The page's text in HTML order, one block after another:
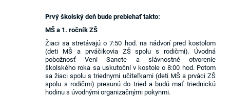
Prvý školský deň bude prebiehať takto:
MŠ a 1. ročník ZŠ
Žiaci sa stretávajú o 7:50 hod. na nádvorí pred kostolom
(deti MŠ a prváčikovia ZŠ spolu s rodičmi). Úvodná
pobožnosť Veni Sancte a slávnostné otvorenie
školského roka sa uskutoční v kostole o 8:00 hod. Potom
sa žiaci spolu s triednymi učiteľkami (deti MŠ a prváci ZŠ
spolu s rodičmi) presunú do tried a budú mať triednickú
hodinu s úvodnými organizačnými pokynmi.